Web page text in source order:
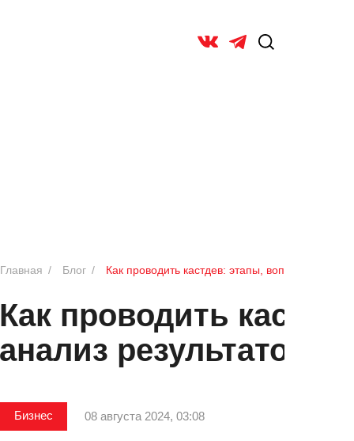
Главная / Блог / Как проводить кастдев: этапы, вопросы, анализ
Как проводить
анализ результатов
Бизнес 08 августа 2024, 03:08